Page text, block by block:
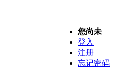
您尚未
登入
注册
忘记密码